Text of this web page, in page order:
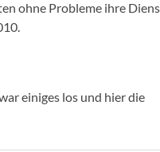
ohne Probleme ihre
einiges los und hier die